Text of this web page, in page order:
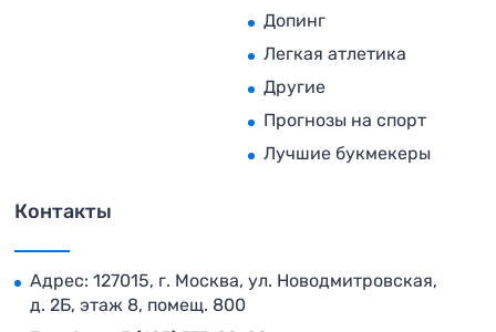
Допинг
Легкая атлетика
Другие
Прогнозы на спорт
Лучшие букмекеры
Контакты
Адрес: 127015, г. Москва, ул. Новодмитровская,
д. 2Б, этаж 8, помещ. 800